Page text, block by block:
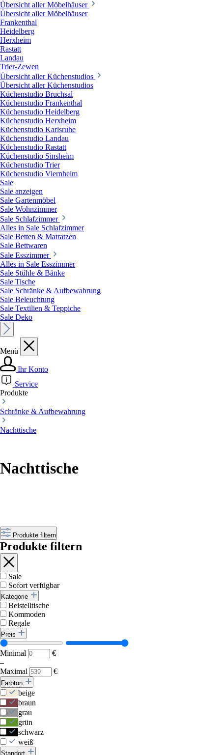
Übersicht aller Möbelhäuser
Übersicht aller Möbelhäuser
Frankenthal
Heidelberg
Herxheim
Rastatt
Landau
Trier-Zewen
Übersicht aller Küchenstudios
Übersicht aller Küchenstudios
Küchenstudio Bruchsal
Küchenstudio Frankenthal
Küchenstudio Heidelberg
Küchenstudio Herxheim
Küchenstudio Karlsruhe
Küchenstudio Landau
Küchenstudio Rastatt
Küchenstudio Sinsheim
Küchenstudio Trier
Küchenstudio Viernheim
Sale
Sale anzeigen
Sale Gartenmöbel
Sale Wohnzimmer
Sale Schlafzimmer
Alles in Sale Schlafzimmer
Sale Betten & Matratzen
Sale Bettwaren
Sale Esszimmer
Alles in Sale Esszimmer
Sale Stühle & Bänke
Sale Tische
Sale Schränke & Aufbewahrung
Sale Beleuchtung
Sale Textilien & Teppiche
Sale Deko
Menü
Ihr Konto
Service
Produkte
Schränke & Aufbewahrung
Nachttische
Nachttische
Produkte filtern
Produkte filtern
Sale
Sofort verfügbar
Kategorie
Beistelltische
Kommoden
Regale
Preis
Minimal
€
–
Maximal
€
Farbton
beige
braun
grau
grün
schwarz
weiß
Standort